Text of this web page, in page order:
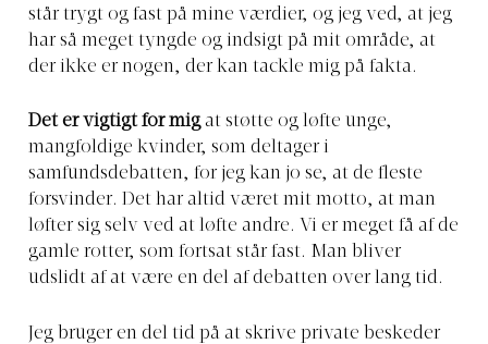
står trygt og fast på mine værdier, og jeg ved, at jeg
har så meget tyngde og indsigt på mit område, at
der ikke er nogen, der kan tackle mig på fakta.
Det er vigtigt for migat støtte og løfte unge,
mangfoldige kvinder, som deltager i
samfundsdebatten, for jeg kan jo se, at de fleste
forsvinder. Det har altid været mit motto, at man
løfter sig selv ved at løfte andre. Vi er meget få af de
gamle rotter, som fortsat står fast. Man bliver
udslidt af at være en del af debatten over lang tid.
Jeg bruger en del tid på at skrive private beskeder